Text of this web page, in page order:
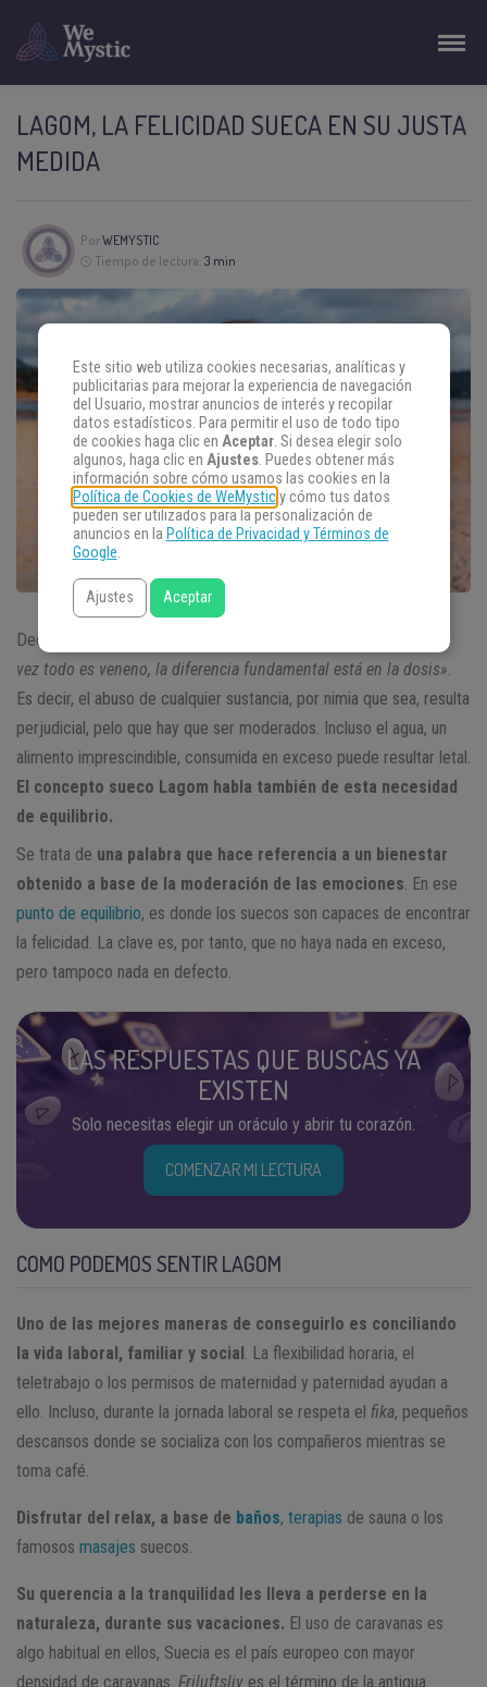
LAGOM, LA FELICIDAD SUECA EN SU JUSTA
MEDIDA
PorWEMYSTIC
Tiempo de lectura: 3 min
Decía el viejo galeno Paracelso que «
vez todo es veneno, la diferencia fundamental está en la dosis»
Es decir, el abuso de cualquier sustancia, por nimia que sea, resulta
perjudicial, pelo que hay que ser moderados. Incluso el agua, un
alimento imprescindible, consumida en exceso puede resultar letal.
El concepto sueco Lagom habla también de esta necesidad
de equilibrio.
Se trata de una palabra que hace referencia a un bienestar
obtenido a base de la moderación de las emociones . En ese
punto de equilibrio, es donde los suecos son capaces de encontrar
la felicidad. La clave es, por tanto, que no haya nada en exceso,
pero tampoco nada en defecto.
LAS RESPUESTAS QUE BUSCAS YA
EXISTEN
Solo necesitas elegir un oráculo y abrir tu corazón.
COMENZAR MI LECTURA
COMO PODEMOS SENTIR LAGOM
Uno de las mejores maneras de conseguirlo es conciliando
la vida laboral, familiar y social . La flexibilidad horaria, el
teletrabajo o los permisos de maternidad y paternidad ayudan a
ello. Incluso, durante la jornada laboral se respeta el fika, pequeños
descansos donde se socializa con los compañeros mientras se
toma café.
Disfrutar del relax, a base de baños, terapias de sauna o los
famosos masajes suecos.
Su querencia a la tranquilidad les lleva a perderse en la
naturaleza, durante sus vacaciones. El uso de caravanas es
algo habitual en ellos, Suecia es el país europeo con mayor
densidad de caravanas. Friluftsliv es el término de la antigua
Este sitio web utiliza cookies necesarias, analíticas y
publicitarias para mejorar la experiencia de navegación
del Usuario, mostrar anuncios de interés y recopilar
datos estadísticos. Para permitir el uso de todo tipo
de cookies haga clic en Aceptar. Si desea elegir solo
algunos, haga clic en Ajustes. Puedes obtener más
información sobre cómo usamos las cookies en la
Política de Cookies de WeMysticy cómo tus datos
pueden ser utilizados para la personalización de
anuncios en la Política de Privacidad y Términos de
Google.
Ajustes Aceptar